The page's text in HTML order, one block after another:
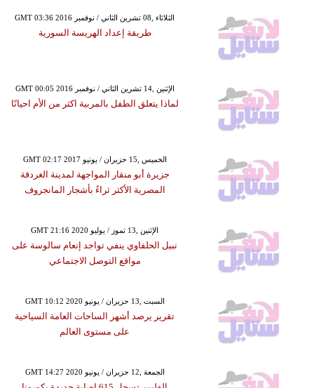
GMT 03:36 2016 الثلاثاء ,08 تشرين الثاني / نوفمبر
طريقة إعداد الهريسة السورية
GMT 00:05 2016 الإثنين ,14 تشرين الثاني / نوفمبر
لماذا يتعلق الطفل بالمربية اكثر من الأم احيانًا
GMT 02:17 2017 الخميس ,15 حزيران / يونيو
جزيرة أبو منقار المواجهة لمدينة الغردقة
المصرية الأكثر ثراءً بأشجار المانجروف
GMT 21:16 2020 الإثنين ,13 تموز / يوليو
نبيل الحلفاوي ينفي تواجد إنعام سالوسة على
مواقع التوصل الاجتماعي
GMT 10:12 2020 السبت ,13 حزيران / يونيو
تقرير يرصد أشهر الساحات العامة السياحية
على مستوى العالم
GMT 14:27 2020 الجمعة ,12 حزيران / يونيو